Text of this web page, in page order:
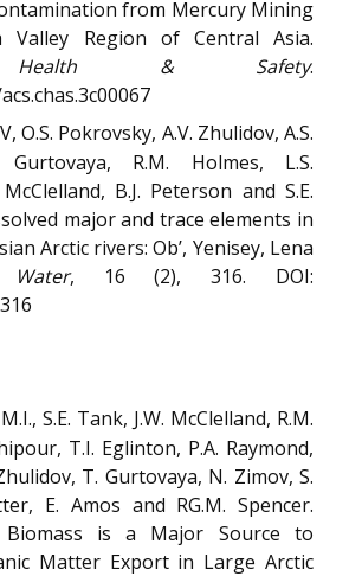
from Mercury Mining
Valley Region of Central Asia.
Health & Safety.
O.S. Pokrovsky, A.V. Zhulidov, A.S.
Gurtovaya, R.M. Holmes, L.S.
McClelland, B.J. Peterson and S.E.
major and trace elements in
Arctic rivers: Ob’, Yenisey, Lena
Water, 16 (2), 316. DOI:
S.E. Tank, J.W. McClelland, R.M.
T.I. Eglinton, P.A. Raymond,
T. Gurtovaya, N. Zimov, S.
E. Amos and RG.M. Spencer.
Biomass is a Major Source to
Matter Export in Large Arctic